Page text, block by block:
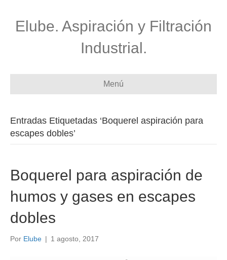
Elube. Aspiración y Filtración
Industrial.
Menú
Entradas Etiquetadas ‘Boquerel aspiración para
escapes dobles’
Boquerel para aspiración de
humos y gases en escapes
dobles
Por Elube | 1 agosto, 2017